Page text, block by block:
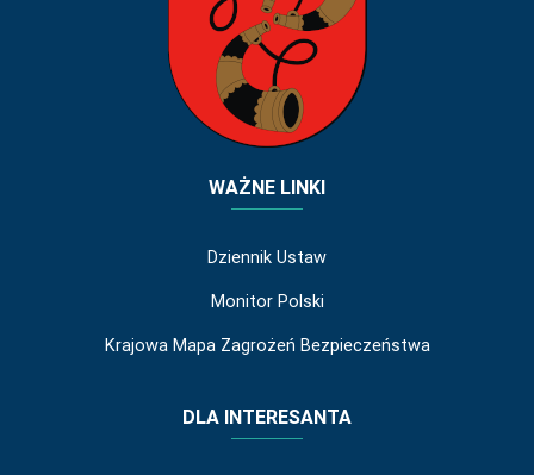
WAŻNE LINKI
Dziennik Ustaw
Monitor Polski
Krajowa Mapa Zagrożeń Bezpieczeństwa
DLA INTERESANTA